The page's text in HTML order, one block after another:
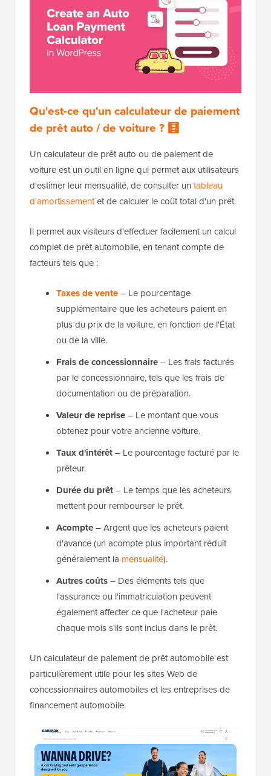
Qu'est-ce qu'un calculateur de paiement
de prêt auto / de voiture ? 🧮
Un calculateur de prêt auto ou de paiement de
voiture est un outil en ligne qui permet aux utilisateurs
d'estimer leur mensualité, de consulter un tableau
d'amortissementet de calculer le coût total d'un prêt.
Il permet aux visiteurs d'effectuer facilement un calcul
complet de prêt automobile, en tenant compte de
facteurs tels que :
Taxes de vente– Le pourcentage
supplémentaire que les acheteurs paient en
plus du prix de la voiture, en fonction de l'État
ou de la ville.
Frais de concessionnaire– Les frais facturés
par le concessionnaire, tels que les frais de
documentation ou de préparation.
Valeur de reprise– Le montant que vous
obtenez pour votre ancienne voiture.
Taux d'intérêt– Le pourcentage facturé par le
prêteur.
Durée du prêt– Le temps que les acheteurs
mettent pour rembourser le prêt.
Acompte– Argent que les acheteurs paient
d'avance (un acompte plus important réduit
généralement la mensualité).
Autres coûts– Des éléments tels que
l'assurance ou l'immatriculation peuvent
également affecter ce que l'acheteur paie
chaque mois s'ils sont inclus dans le prêt.
Un calculateur de paiement de prêt automobile est
particulièrement utile pour les sites Web de
concessionnaires automobiles et les entreprises de
financement automobile.